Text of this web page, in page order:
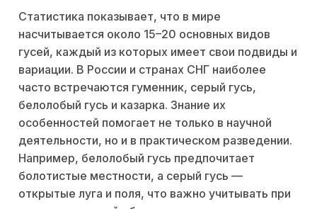
Статистика показывает, что в мире
насчитывается около 15–20 основных видов
гусей, каждый из которых имеет свои подвиды и
вариации. В России и странах СНГ наиболее
часто встречаются гуменник, серый гусь,
белолобый гусь и казарка. Знание их
особенностей помогает не только в научной
деятельности, но и в практическом разведении.
Например, белолобый гусь предпочитает
болотистые местности, а серый гусь —
открытые луга и поля, что важно учитывать при